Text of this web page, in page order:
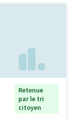
Retenue
par le tri
citoyen